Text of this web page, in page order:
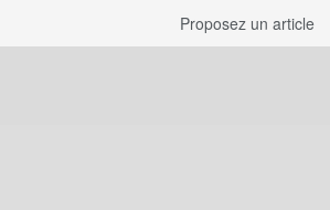
Proposez un article